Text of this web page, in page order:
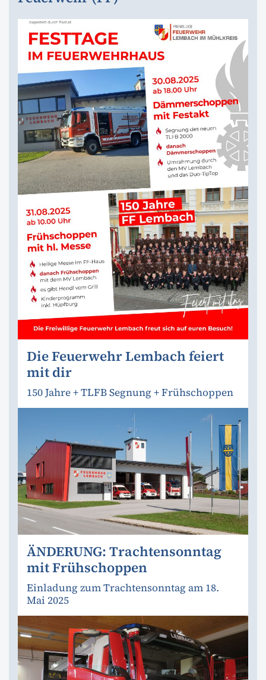
Die Feuerwehr Lembach feiert
mit dir
150 Jahre + TLFB Segnung + Frühschoppen
ÄNDERUNG: Trachtensonntag
mit Frühschoppen
Einladung zum Trachtensonntag am 18.
Mai 2025